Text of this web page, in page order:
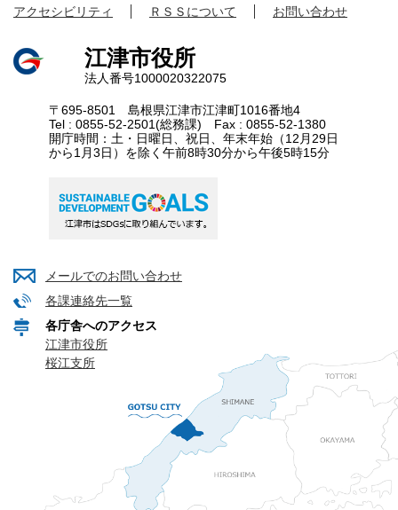
アクセシビリティ
ＲＳＳについて お問い合わせ
江津市役所
法人番号1000020322075
〒695-8501 島根県江津市江津町1016番地4
Tel : 0855-52-2501(総務課) Fax : 0855-52-1380
開庁時間：土・日曜日、祝日、年末年始（12月29日
から1月3日）を除く午前8時30分から午後5時15分
メールでのお問い合わせ
各課連絡先一覧
各庁舎へのアクセス
江津市役所
桜江支所